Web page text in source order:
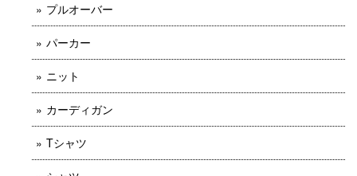
プルオーバー
パーカー
ニット
カーディガン
Tシャツ